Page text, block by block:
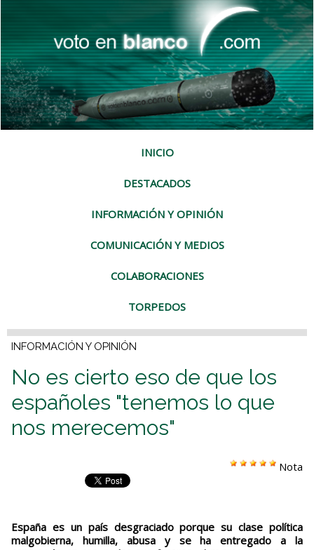
INICIO
DESTACADOS
INFORMACIÓN Y OPINIÓN
COMUNICACIÓN Y MEDIOS
COLABORACIONES
TORPEDOS
INFORMACIÓN Y OPINIÓN
No es cierto eso de que los
españoles "tenemos lo que
nos merecemos"
Nota
España es un país desgraciado porque su clase política
malgobierna, humilla, abusa y se ha entregado a la